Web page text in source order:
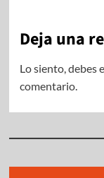
Deja una
Lo siento, debes
comentario.